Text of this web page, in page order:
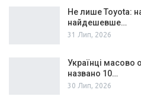
Не лише Toyota:
найдешевше…
31 Лип, 2026
Українці масово
названо 10…
30 Лип, 2026